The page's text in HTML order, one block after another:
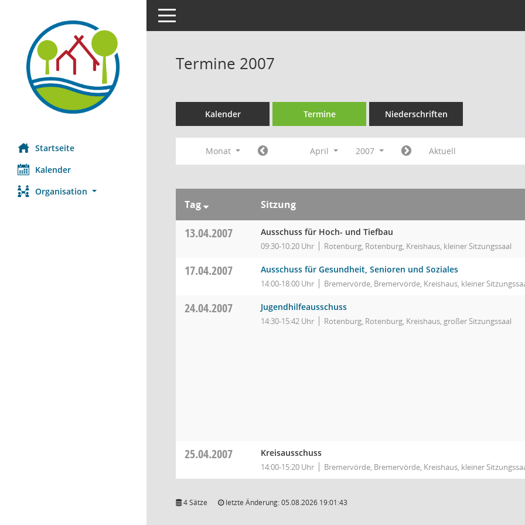
Startseite
Kalender
Organisation
Toggle navigation
Termine 2007
Kalender Termine Niederschriften
Monat April 2007 Aktuell
Tag Sitzung
13.04.2007 Ausschuss für Hoch- und Tiefbau
09:30-10:20 Uhr Rotenburg, Rotenburg, Kreishaus, kleiner Sitzungssaal
17.04.2007 Ausschuss für Gesundheit, Senioren und Soziales
14:00-18:00 Uhr Bremervörde, Bremervörde, Kreishaus, kleiner
24.04.2007 Jugendhilfeausschuss
14:30-15:42 Uhr Rotenburg, Rotenburg, Kreishaus, großer Sitzungssaal
25.04.2007 Kreisausschuss
14:00-15:20 Uhr Bremervörde, Bremervörde, Kreishaus, kleiner
4 Sätze letzte Änderung: 05.08.2026 19:01:43